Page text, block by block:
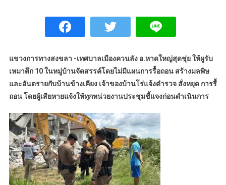
แขวงการทางสงขลา -เทศบาลเมืองควนลัง อ.หาดใหญ่สุดชุ่ย ให้ผูรับ
เหมาตึก 10 ในหมู่บ้านจัดสรรค์โดยไม่มีแผนการรื้อถอน สร้างมลพิษ
และอันตรายกับบ้านข้างเคียง เจ้าของบ้านโร่แจ้งตำรวจ สั่งหยุด การรื้
ถอน โดยผู้เสียหายแจ้งให้ทุกหน่วยงานประชุมชี้แจงก่อนดำเนินการ